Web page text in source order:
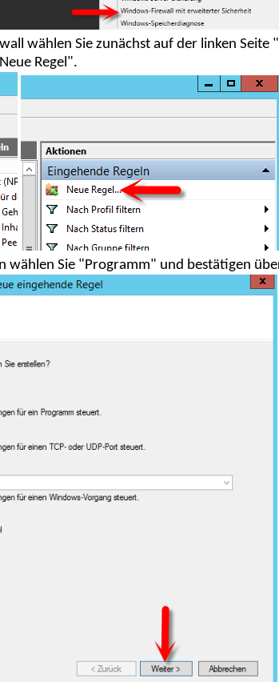
wählen Sie zunächst auf der linken Seite
Regel".
wählen Sie "Programm" und bestätigen